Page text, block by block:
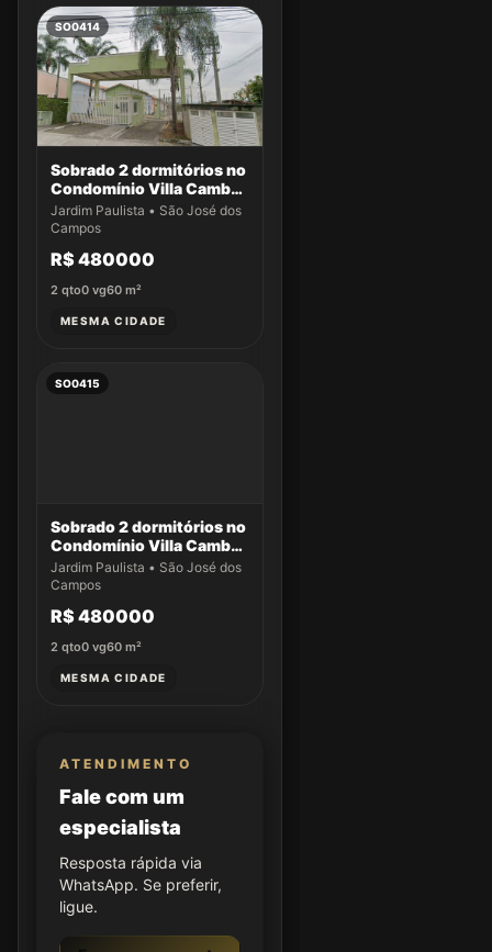
SO0414
Sobrado 2 dormitórios no
Condomínio Villa Cambuí
- Casa 004
Jardim Paulista • São José dos
Campos
R$ 480000
2 qto0 vg60 m²
MESMA CIDADE
SO0415
Sobrado 2 dormitórios no
Condomínio Villa Cambuí
- Casa 009
Jardim Paulista • São José dos
Campos
R$ 480000
2 qto0 vg60 m²
MESMA CIDADE
ATENDIMENTO
Fale com um
especialista
Resposta rápida via
WhatsApp. Se preferir,
ligue.